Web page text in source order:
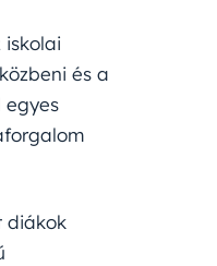
iskolai
és a
egyes
diákok